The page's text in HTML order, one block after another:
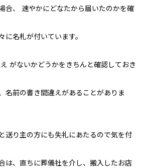
合、 速やかにどなたから届いたのかを確
に名札が付いています。
がないかどうかをきちんと確認しておき
名前の書き間違えがあることがありま
送り主の方にも失礼にあたるので気を付
は、直ちに葬儀社を介し、搬入したお店